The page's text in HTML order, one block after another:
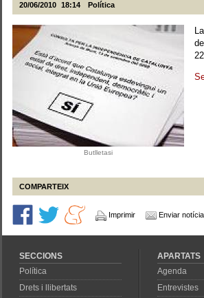
20/06/2010 18:14 Política
Butlletasi
COMPARTEIX
Imprimir Enviar notícia
SECCIONS
Política
Drets i llibertats
APARTATS
Agenda
Entrevistes